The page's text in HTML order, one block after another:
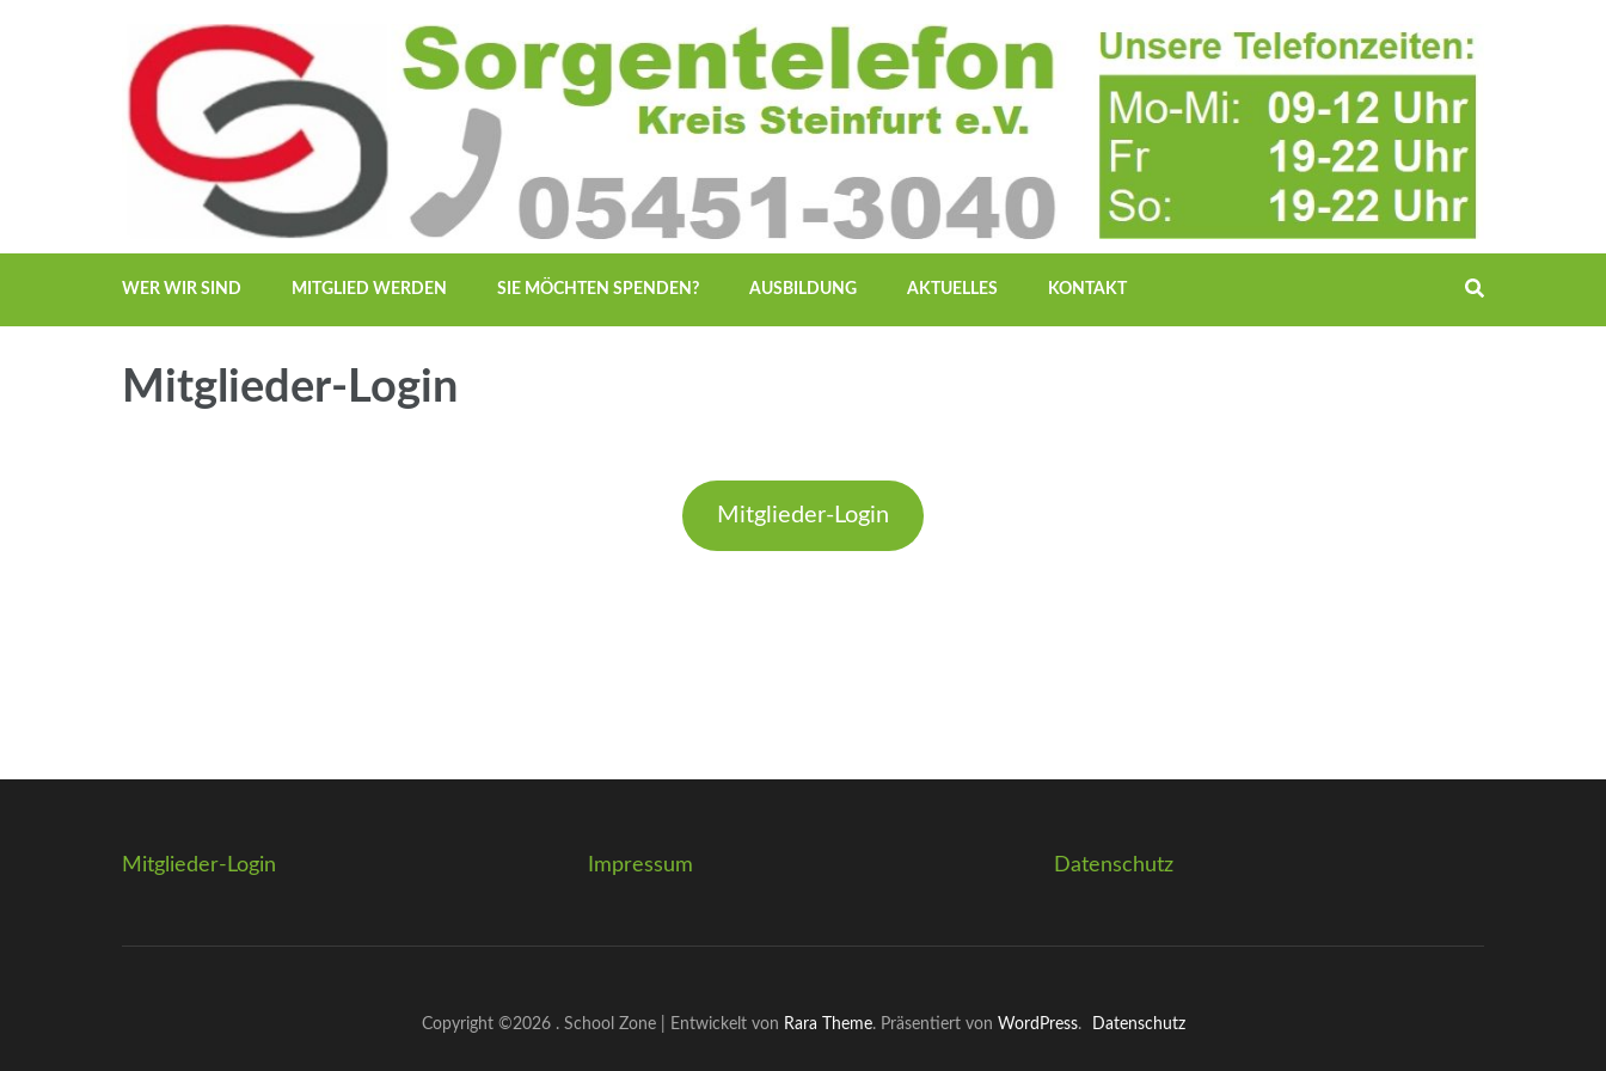
WER WIR SIND MITGLIED WERDEN SIE MÖCHTEN SPENDEN? AUSBILDUNG AKTUELLES KONTAKT
Mitglieder-Login
Mitglieder-Login
Mitglieder-Login Impressum Datenschutz
Copyright ©2026 . School Zone | Entwickelt von Rara Theme. Präsentiert von WordPress. Datenschutz